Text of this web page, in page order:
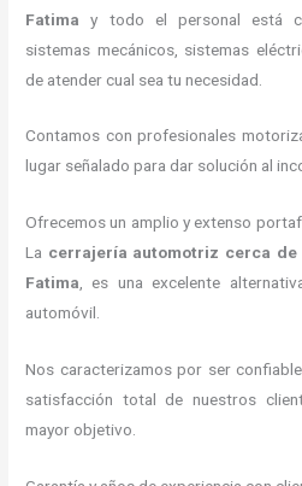
Fatima y todo el personal está
sistemas mecánicos, sistemas
de atender cual sea tu necesidad.
Contamos con profesionales
lugar señalado para dar solución al
Ofrecemos un amplio y extenso
La cerrajería automotriz cerca de
Fatima, es una excelente
automóvil.
Nos caracterizamos por ser
satisfacción total de nuestros
mayor objetivo.